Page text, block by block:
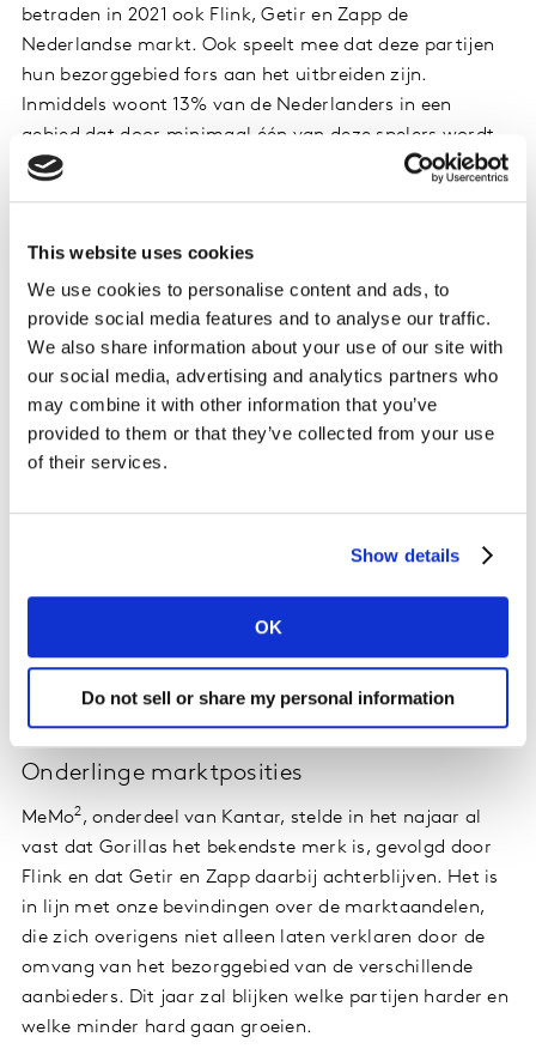
This website uses cookies
We use cookies to personalise content and ads, to
provide social media features and to analyse our traffic.
We also share information about your use of our site with
our social media, advertising and analytics partners who
may combine it with other information that you’ve
provided to them or that they’ve collected from your use
of their services.
Show details
OK
Do not sell or share my personal information
betraden in 2021 ook Flink, Getir en Zapp de
Nederlandse markt. Ook speelt mee dat deze partijen
hun bezorggebied fors aan het uitbreiden zijn.
Inmiddels woont 13% van de Nederlanders in een
gebied dat door minimaal één van deze spelers wordt
bediend.
Op basis van de gemiddelde uitgave per bestelling, die
overigens per aanbieder verschilt, en het aantal keren
dat men per maand bestelt, schatten wij in dat ultimo
2021 de totale besteding van Nederlandse consumenten
aan flitsbezorging circa € 40 mln per maand bedroeg
en daarmee op jaarbasis in 2021 zo’n half miljard euro.
overschreden. Dat is behoorlijk voor een service die
deel van de afnemers het vooralsnog uitprobeert en
wellicht geen langdurig terugkerende klant wordt.
Onderlinge marktposities
MeMo2, onderdeel van Kantar, stelde in het najaar al
vast dat Gorillas het bekendste merk is, gevolgd door
Flink en dat Getir en Zapp daarbij achterblijven. Het is
in lijn met onze bevindingen over de marktaandelen,
die zich overigens niet alleen laten verklaren door de
omvang van het bezorggebied van de verschillende
aanbieders. Dit jaar zal blijken welke partijen harder en
welke minder hard gaan groeien.